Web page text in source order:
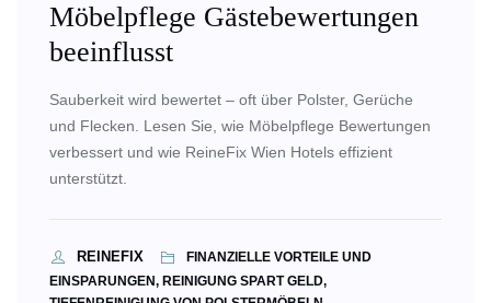
Möbelpflege Gästebewertungen
beeinflusst
Sauberkeit wird bewertet – oft über Polster, Gerüche
und Flecken. Lesen Sie, wie Möbelpflege Bewertungen
verbessert und wie ReineFix Wien Hotels effizient
unterstützt.
REINEFIX
FINANZIELLE VORTEILE UND
EINSPARUNGEN, REINIGUNG SPART GELD,